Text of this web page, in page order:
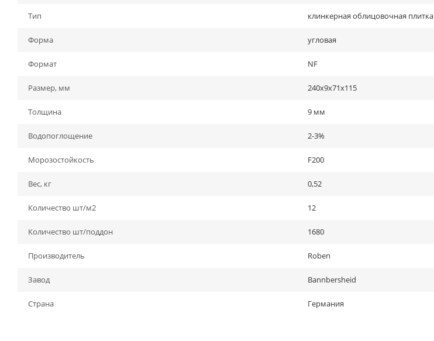
Тип клинкерная облицовочная плитка
Форма угловая
Формат NF
Размер, мм 240x9x71x115
Толщина 9 мм
Водопоглощение 2-3%
Морозостойкость F200
Вес, кг 0,52
Количество шт/м2 12
Количество шт/поддон 1680
Производитель Roben
Завод Bannbersheid
Страна Германия